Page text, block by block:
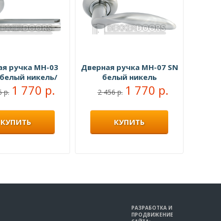
ручка MH-03
белый никель/
хром
р. 1 770 р.
КУПИТЬ
Дверная ручка MH-07 SN
белый никель
2 456 р. 1 770 р.
КУПИТЬ
РАЗРАБОТКА И
ПРОДВИЖЕНИЕ